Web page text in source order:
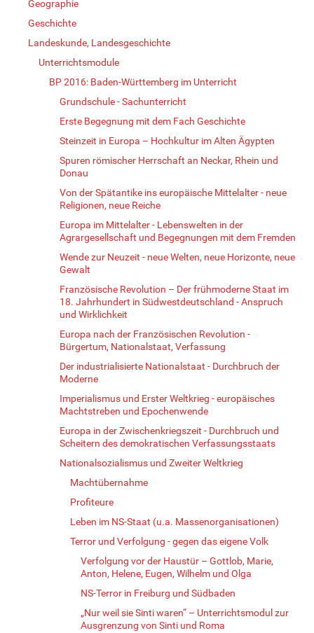
Geographie
Geschichte
Landeskunde, Landesgeschichte
Unterrichtsmodule
BP 2016: Baden-Württemberg im Unterricht
Grundschule - Sachunterricht
Erste Begegnung mit dem Fach Geschichte
Steinzeit in Europa – Hochkultur im Alten Ägypten
Spuren römischer Herrschaft an Neckar, Rhein und
Donau
Von der Spätantike ins europäische Mittelalter - neue
Religionen, neue Reiche
Europa im Mittelalter - Lebenswelten in der
Agrargesellschaft und Begegnungen mit dem Fremden
Wende zur Neuzeit - neue Welten, neue Horizonte, neue
Gewalt
Französische Revolution – Der frühmoderne Staat im
18. Jahrhundert in Südwestdeutschland - Anspruch
und Wirklichkeit
Europa nach der Französischen Revolution -
Bürgertum, Nationalstaat, Verfassung
Der industrialisierte Nationalstaat - Durchbruch der
Moderne
Imperialismus und Erster Weltkrieg - europäisches
Machtstreben und Epochenwende
Europa in der Zwischenkriegszeit - Durchbruch und
Scheitern des demokratischen Verfassungsstaats
Nationalsozialismus und Zweiter Weltkrieg
Machtübernahme
Profiteure
Leben im NS-Staat (u.a. Massenorganisationen)
Terror und Verfolgung - gegen das eigene Volk
Verfolgung vor der Haustür – Gottlob, Marie,
Anton, Helene, Eugen, Wilhelm und Olga
NS-Terror in Freiburg und Südbaden
„Nur weil sie Sinti waren“ – Unterrichtsmodul zur
Ausgrenzung von Sinti und Roma